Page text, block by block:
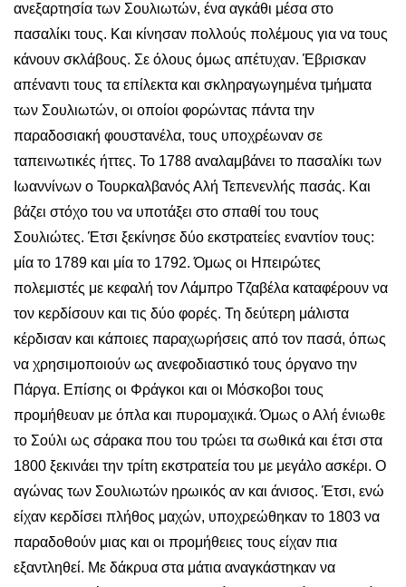
ανεξαρτησία των Σουλιωτών, ένα αγκάθι μέσα στο
πασαλίκι τους. Και κίνησαν πολλούς πολέμους για να τους
κάνουν σκλάβους. Σε όλους όμως απέτυχαν. Έβρισκαν
απέναντι τους τα επίλεκτα και σκληραγωγημένα τμήματα
των Σουλιωτών, οι οποίοι φορώντας πάντα την
παραδοσιακή φουστανέλα, τους υποχρέωναν σε
ταπεινωτικές ήττες. Το 1788 αναλαμβάνει το πασαλίκι των
Ιωαννίνων ο Τουρκαλβανός Αλή Τεπενενλής πασάς. Και
βάζει στόχο του να υποτάξει στο σπαθί του τους
Σουλιώτες. Έτσι ξεκίνησε δύο εκστρατείες εναντίον τους:
μία το 1789 και μία το 1792. Όμως οι Ηπειρώτες
πολεμιστές με κεφαλή τον Λάμπρο Τζαβέλα καταφέρουν να
τον κερδίσουν και τις δύο φορές. Τη δεύτερη μάλιστα
κέρδισαν και κάποιες παραχωρήσεις από τον πασά, όπως
να χρησιμοποιούν ως ανεφοδιαστικό τους όργανο την
Πάργα. Επίσης οι Φράγκοι και οι Μόσκοβοι τους
προμήθευαν με όπλα και πυρομαχικά. Όμως ο Αλή ένιωθε
το Σούλι ως σάρακα που του τρώει τα σωθικά και έτσι στα
1800 ξεκινάει την τρίτη εκστρατεία του με μεγάλο ασκέρι. Ο
αγώνας των Σουλιωτών ηρωικός αν και άνισος. Έτσι, ενώ
είχαν κερδίσει πλήθος μαχών, υποχρεώθηκαν το 1803 να
παραδοθούν μιας και οι προμήθειες τους είχαν πια
εξαντληθεί. Με δάκρυα στα μάτια αναγκάστηκαν να